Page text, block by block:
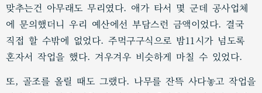
맞추는건 아무래도 무리였다. 애가 타서 몇 군데 공사업체
에 문의했더니 우리 예산에선 부담스런 금액이었다. 결국
직접 할 수밖에 없었다. 주먹구구식으로 밤11시가 넘도록
혼자서 작업을 했다. 겨우겨우 비슷하게 마칠 수 있었다.
또, 골조를 올릴 때도 그랬다. 나무를 잔뜩 사다놓고 작업을